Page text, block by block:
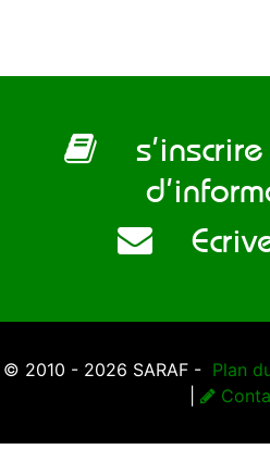
© 2010 - 2026 SARAF - Plan